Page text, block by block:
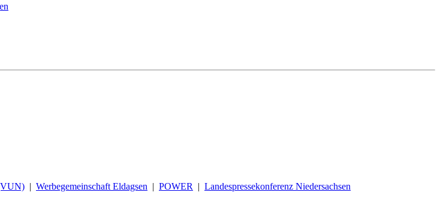
| Werbegemeinschaft Eldagsen | POWER | Landespressekonferenz Niedersachsen